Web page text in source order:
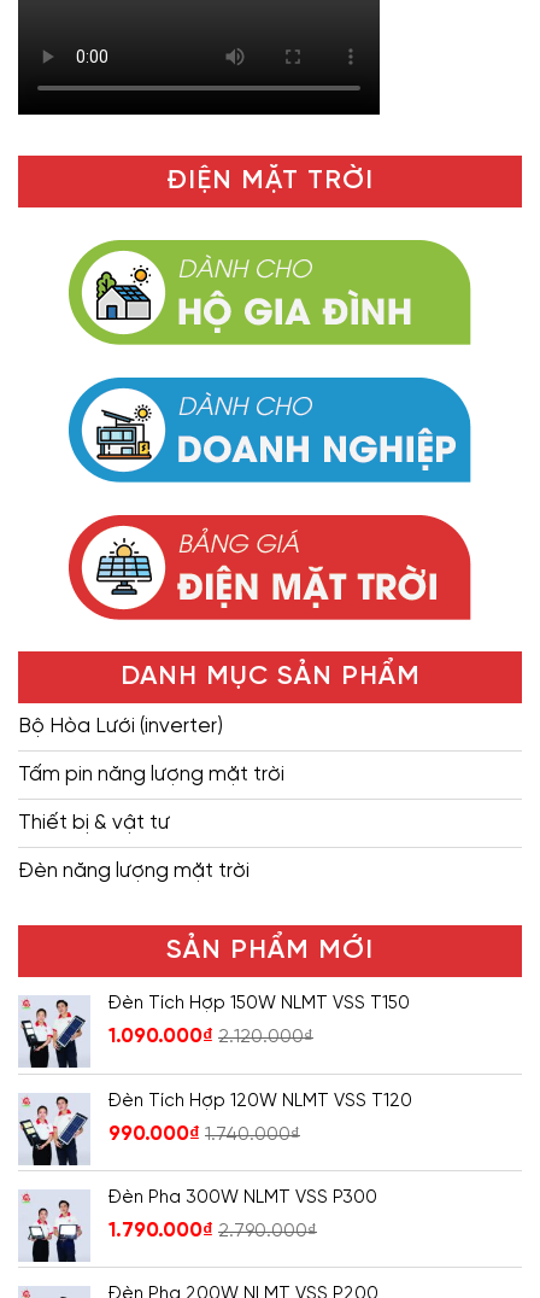
ĐIỆN MẶT TRỜI
DANH MỤC SẢN PHẨM
Bộ Hòa Lưới (inverter)
Tấm pin năng lượng mặt trời
Thiết bị & vật tư
Đèn năng lượng mặt trời
SẢN PHẨM MỚI
Đèn Tích Hợp 150W NLMT VSS T150
1.090.000₫ 2.120.000₫
Đèn Tích Hợp 120W NLMT VSS T120
990.000₫ 1.740.000₫
Đèn Pha 300W NLMT VSS P300
1.790.000₫ 2.790.000₫